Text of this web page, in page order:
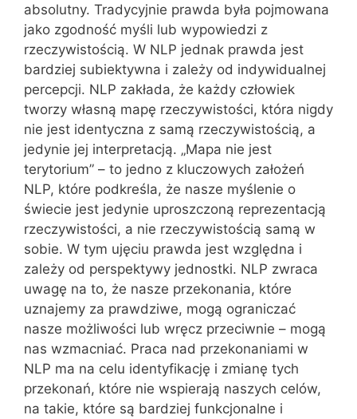
absolutny. Tradycyjnie prawda była pojmowana
jako zgodność myśli lub wypowiedzi z
rzeczywistością. W NLP jednak prawda jest
bardziej subiektywna i zależy od indywidualnej
percepcji. NLP zakłada, że każdy człowiek
tworzy własną mapę rzeczywistości, która nigdy
nie jest identyczna z samą rzeczywistością, a
jedynie jej interpretacją. „Mapa nie jest
terytorium” – to jedno z kluczowych założeń
NLP, które podkreśla, że nasze myślenie o
świecie jest jedynie uproszczoną reprezentacją
rzeczywistości, a nie rzeczywistością samą w
sobie. W tym ujęciu prawda jest względna i
zależy od perspektywy jednostki. NLP zwraca
uwagę na to, że nasze przekonania, które
uznajemy za prawdziwe, mogą ograniczać
nasze możliwości lub wręcz przeciwnie – mogą
nas wzmacniać. Praca nad przekonaniami w
NLP ma na celu identyfikację i zmianę tych
przekonań, które nie wspierają naszych celów,
na takie, które są bardziej funkcjonalne i